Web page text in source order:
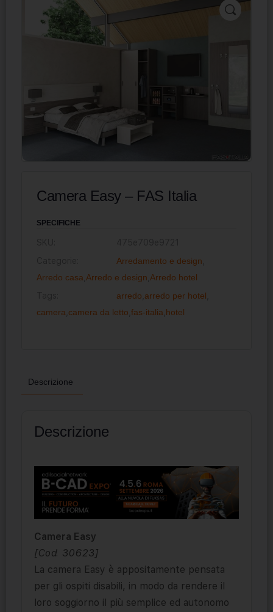
Camera Easy – FAS Italia
SPECIFICHE
Arredamento e design
Arredo casa Arredo e design Arredo hotel
arredo arredo per hotel
camera camera da letto fas-italia hotel
Descrizione
Descrizione
Camera Easy
[Cod. 30623]
La camera Easy è appositamente pensata
per gli ospiti disabili, in modo da rendere il
loro soggiorno il più semplice ed autonomo